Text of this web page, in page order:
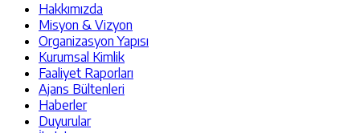
Hakkımızda
Misyon & Vizyon
Organizasyon Yapısı
Kurumsal Kimlik
Faaliyet Raporları
Ajans Bültenleri
Haberler
Duyurular